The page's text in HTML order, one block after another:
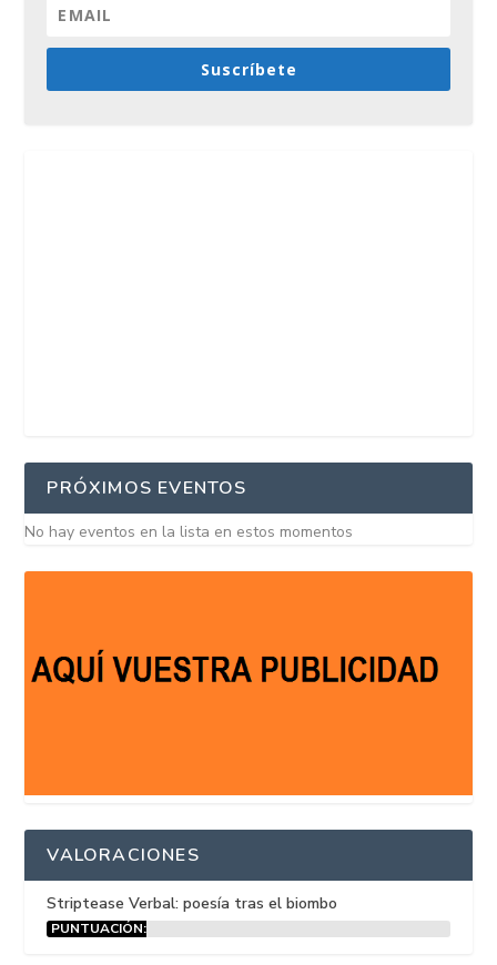
Suscríbete
PRÓXIMOS EVENTOS
No hay eventos en la lista en estos momentos
VALORACIONES
Striptease Verbal: poesía tras el biombo
PUNTUACIÓN: